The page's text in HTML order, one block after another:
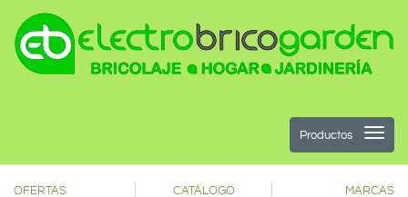
Productos
OFERTAS CATÁLOGO MARCAS